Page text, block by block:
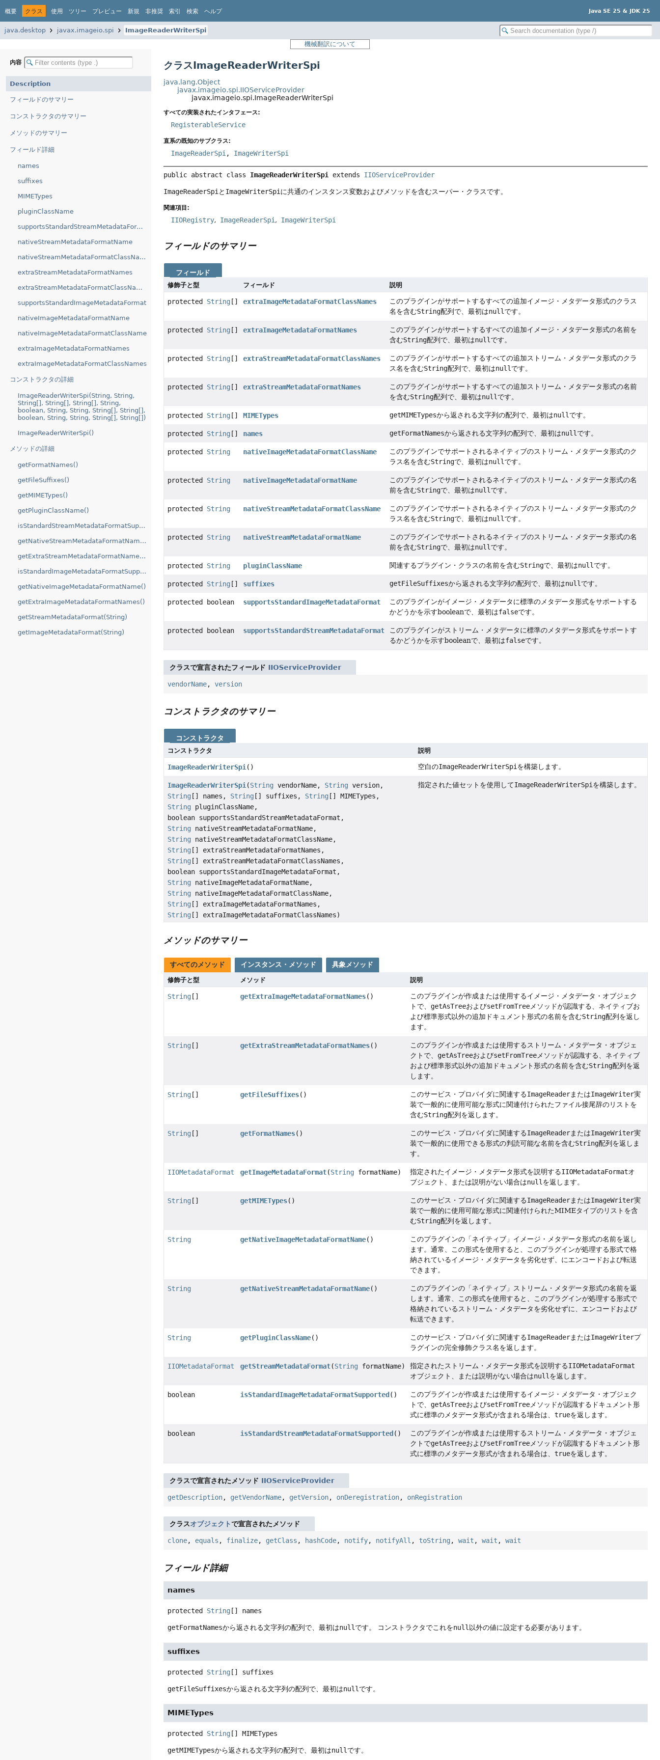
概要 クラス 使用 ツリー プレビュー 新規 非推奨 索引 検索 ヘルプ Java SE 25 & JDK 25
java.desktop javax.imageio.spi
ImageReaderWriterSpi
機械翻訳について
内容
Description
フィールドのサマリー
コンストラクタのサマリー
メソッドのサマリー
フィールド詳細
names
suffixes
MIMETypes
pluginClassName
supportsStandardStreamMetadataFormat
nativeStreamMetadataFormatName
nativeStreamMetadataFormatClassName
extraStreamMetadataFormatNames
extraStreamMetadataFormatClassNames
supportsStandardImageMetadataFormat
nativeImageMetadataFormatName
nativeImageMetadataFormatClassName
extraImageMetadataFormatNames
extraImageMetadataFormatClassNames
コンストラクタの詳細
ImageReaderWriterSpi(String, String,
String[], String[], String[], String,
boolean, String, String, String[], String[],
boolean, String, String, String[], String[])
ImageReaderWriterSpi()
メソッドの詳細
getFormatNames()
getFileSuffixes()
getMIMETypes()
getPluginClassName()
isStandardStreamMetadataFormatSupported()
getNativeStreamMetadataFormatName()
getExtraStreamMetadataFormatNames()
isStandardImageMetadataFormatSupported()
getNativeImageMetadataFormatName()
getExtraImageMetadataFormatNames()
getStreamMetadataFormat(String)
getImageMetadataFormat(String)
クラスImageReaderWriterSpi
java.lang.Object
javax.imageio.spi.IIOServiceProvider
javax.imageio.spi.ImageReaderWriterSpi
すべての実装されたインタフェース:
RegisterableService
直系の既知のサブクラス:
ImageReaderSpi, ImageWriterSpi
public abstract class ImageReaderWriterSpi extends IIOServiceProvider
ImageReaderSpi と ImageWriterSpi に共通のインスタンス変数およびメソッドを含むスーパー・クラスです。
関連項目:
IIORegistry ImageReaderSpi ImageWriterSpi
フィールドのサマリー
フィールド
修飾子と型 フィールド 説明
protected String [] extraImageMetadataFormatClassNames
このプラグインがサポートするすべての追加イメージ・メタデータ形式のクラス
名を含むString配列で、最初はnull です。
protected String [] extraImageMetadataFormatNames
このプラグインがサポートするすべての追加イメージ・メタデータ形式の名前を
含むString配列で、最初はnull です。
protected String [] extraStreamMetadataFormatClassNames
このプラグインがサポートするすべての追加ストリーム・メタデータ形式のクラ
ス名を含むString配列で、最初はnull です。
protected String [] extraStreamMetadataFormatNames
このプラグインがサポートするすべての追加ストリーム・メタデータ形式の名前
を含むString配列で、最初はnull です。
protected String [] MIMETypes getMIMETypesから返される文字列の配列で、最初はnull です。
protected String [] names getFormatNamesから返される文字列の配列で、最初はnull です。
protected String nativeImageMetadataFormatClassName
このプラグインでサポートされるネイティブのストリーム・メタデータ形式のク
ラス名を含むStringで、最初はnull です。
protected String nativeImageMetadataFormatName
このプラグインでサポートされるネイティブのストリーム・メタデータ形式の名
前を含むStringで、最初はnull です。
protected String nativeStreamMetadataFormatClassName
このプラグインでサポートされるネイティブのストリーム・メタデータ形式のク
ラス名を含むStringで、最初はnull です。
protected String nativeStreamMetadataFormatName
このプラグインでサポートされるネイティブのストリーム・メタデータ形式の名
前を含むStringで、最初はnull です。
protected String pluginClassName 関連するプラグイン・クラスの名前を含むStringで、最初はnull です。
protected String [] suffixes getFileSuffixesから返される文字列の配列で、最初はnull です。
protected boolean supportsStandardImageMetadataFormat
このプラグインがイメージ・メタデータに標準のメタデータ形式をサポートする
かどうかを示すbooleanで、最初はfalseです。
protected boolean supportsStandardStreamMetadataFormat
このプラグインがストリーム・メタデータに標準のメタデータ形式をサポートす
るかどうかを示すbooleanで、最初はfalseです。
クラスで宣言されたフィールド IIOServiceProvider
vendorName,version
コンストラクタのサマリー
コンストラクタ
コンストラクタ 説明
ImageReaderWriterSpi () 空白のImageReaderWriterSpi を構築します。
ImageReaderWriterSpi (String vendorName, String version,
String [] names, String [] suffixes, String [] MIMETypes,
String pluginClassName,
boolean supportsStandardStreamMetadataFormat,
String nativeStreamMetadataFormatName,
String nativeStreamMetadataFormatClassName,
String [] extraStreamMetadataFormatNames,
String [] extraStreamMetadataFormatClassNames,
boolean supportsStandardImageMetadataFormat,
String nativeImageMetadataFormatName,
String nativeImageMetadataFormatClassName,
String [] extraImageMetadataFormatNames,
String [] extraImageMetadataFormatClassNames)
指定された値セットを使用してImageReaderWriterSpi を構築します。
メソッドのサマリー
すべてのメソッド インスタンス・メソッド 具象メソッド
修飾子と型 メソッド 説明
String [] getExtraImageMetadataFormatNames()
このプラグインが作成または使用するイメージ・メタデータ・オブジェク
トで、 getAsTreeおよびsetFromTreeメソッドが認識する、ネイティブお
よび標準形式以外の追加ドキュメント形式の名前を含むString配列を返し
ます。
String [] getExtraStreamMetadataFormatNames()
このプラグインが作成または使用するストリーム・メタデータ・オブジェ
クトで、 getAsTreeおよびsetFromTreeメソッドが認識する、ネイティブ
および標準形式以外の追加ドキュメント形式の名前を含むString配列を返
します。
String [] getFileSuffixes() このサービス・プロバイダに関連するImageReaderまたはImageWriter実
装で一般的に使用可能な形式に関連付けられたファイル接尾辞のリストを
含むString配列を返します。
String [] getFormatNames() このサービス・プロバイダに関連するImageReaderまたはImageWriter実
装で一般的に使用できる形式の判読可能な名前を含むString配列を返しま
す。
IIOMetadataFormat getImageMetadataFormat(StringformatName) 指定されたイメージ・メタデータ形式を説明するIIOMetadataFormatオ
ブジェクト、または説明がない場合はnull を返します。
String [] getMIMETypes() このサービス・プロバイダに関連するImageReaderまたはImageWriter実
装で一般的に使用可能な形式に関連付けられたMIMEタイプのリストを含
むString配列を返します。
String getNativeImageMetadataFormatName()
このプラグインの「ネイティブ」イメージ・メタデータ形式の名前を返し
ます。通常、この形式を使用すると、このプラグインが処理する形式で格
納されているイメージ・メタデータを劣化せず、にエンコードおよび転送
できます。
String getNativeStreamMetadataFormatName()
このプラグインの「ネイティブ」ストリーム・メタデータ形式の名前を返
します。通常、この形式を使用すると、このプラグインが処理する形式で
格納されているストリーム・メタデータを劣化せずに、エンコードおよび
転送できます。
String getPluginClassName() このサービス・プロバイダに関連するImageReaderまたはImageWriterプ
ラグインの完全修飾クラス名を返します。
IIOMetadataFormat getStreamMetadataFormat(String formatName) 指定されたストリーム・メタデータ形式を説明するIIOMetadataFormat
オブジェクト、または説明がない場合はnull を返します。
boolean isStandardImageMetadataFormatSupported ()
このプラグインが作成または使用するイメージ・メタデータ・オブジェク
トで、 getAsTreeおよびsetFromTreeメソッドが認識するドキュメント形
式に標準のメタデータ形式が含まれる場合は、 trueを返します。
boolean isStandardStreamMetadataFormatSupported ()
このプラグインが作成または使用するストリーム・メタデータ・オブジェ
クトでgetAsTreeおよびsetFromTreeメソッドが認識するドキュメント形
式に標準のメタデータ形式が含まれる場合は、 trueを返します。
クラスで宣言されたメソッド IIOServiceProvider
getDescription, getVendorName, getVersion, onDeregistration, onRegistration
クラスオブジェクトで宣言されたメソッド
clone, equals , finalize, getClass , hashCode, notify, notifyAll , toString ,wait ,wait ,wait
フィールド詳細
names
protected String [] names
getFormatNamesから返される文字列の配列で、最初はnull です。 コンストラクタでこれをnull 以外の値に設定する必要があります。
suffixes
protected String [] suffixes
getFileSuffixesから返される文字列の配列で、最初はnull です。
MIMETypes
protected String [] MIMETypes
getMIMETypesから返される文字列の配列で、最初はnull です。